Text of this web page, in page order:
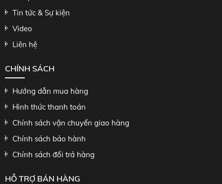
Tin tức & Sự kiện
Video
Liên hệ
CHÍNH SÁCH
Hướng dẫn mua hàng
Hình thức thanh toán
Chính sách vận chuyển giao hàng
Chính sách bảo hành
Chính sách đổi trả hàng
HỖ TRỢ BÁN HÀNG